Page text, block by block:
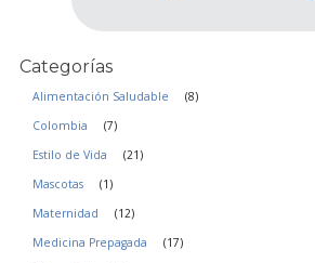
c
d
a
*
Categorías
Alimentación Saludable
(8)
Colombia
(7)
Estilo de Vida
(21)
Mascotas
(1)
Maternidad
(12)
Medicina Prepagada
(17)